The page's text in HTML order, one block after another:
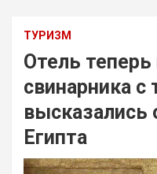
ТУРИЗМ
Отель
свинарника с
высказались
Египта